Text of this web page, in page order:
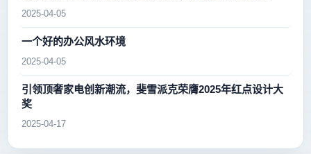
2025-04-05
一个好的办公风水环境
2025-04-05
引领顶奢家电创新潮流，斐雪派克荣膺2025年红点设计大
奖
2025-04-17